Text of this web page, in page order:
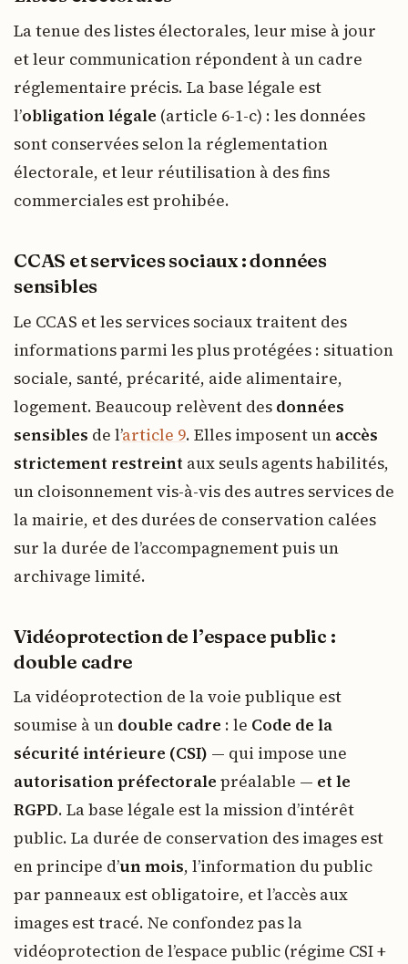
La tenue des listes électorales, leur mise à jour
et leur communication répondent à un cadre
réglementaire précis. La base légale est
l’obligation légale (article 6-1-c) : les données
sont conservées selon la réglementation
électorale, et leur réutilisation à des fins
commerciales est prohibée.
CCAS et services sociaux : données
sensibles
Le CCAS et les services sociaux traitent des
informations parmi les plus protégées : situation
sociale, santé, précarité, aide alimentaire,
logement. Beaucoup relèvent des données
sensibles de l’article 9. Elles imposent un accès
strictement restreint aux seuls agents habilités,
un cloisonnement vis-à-vis des autres services de
la mairie, et des durées de conservation calées
sur la durée de l’accompagnement puis un
archivage limité.
Vidéoprotection de l’espace public :
double cadre
La vidéoprotection de la voie publique est
soumise à un double cadre : le Code de la
sécurité intérieure (CSI) — qui impose une
autorisation préfectorale préalable — et le
RGPD. La base légale est la mission d’intérêt
public. La durée de conservation des images est
en principe d’un mois, l’information du public
par panneaux est obligatoire, et l’accès aux
images est tracé. Ne confondez pas la
vidéoprotection de l’espace public (régime CSI +